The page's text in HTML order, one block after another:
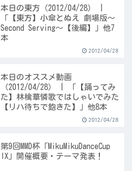
本日の東方（2012/04/28） |
「【東方】小傘とぬえ 劇場版～
Second Serving～【後編】」他7
本
2012/04/28
本日のオススメ動画
（2012/04/28） | 「【踊ってみ
た】林檎華憐歌ではしゃいでみた
【リハ待ちで飽きた】」他8本
2012/04/28
第9回MMD杯「MikuMikuDanceCup
IX」開催概要・テーマ発表！